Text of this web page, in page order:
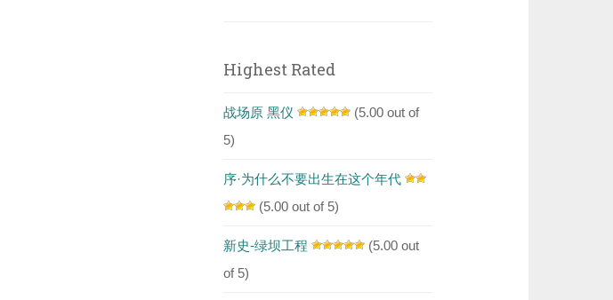
Highest Rated
战场原 黑仪
(5.00 out of
5)
序·为什么不要出生在这个年代
(5.00 out of 5)
新史-绿坝工程
(5.00 out
of 5)